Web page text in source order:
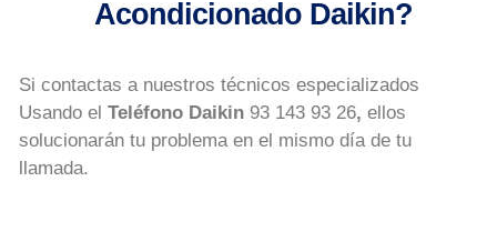
Acondicionado Daikin?
Si contactas a nuestros técnicos especializados
Usando el Teléfono Daikin 93 143 93 26, ellos
solucionarán tu problema en el mismo día de tu
llamada.